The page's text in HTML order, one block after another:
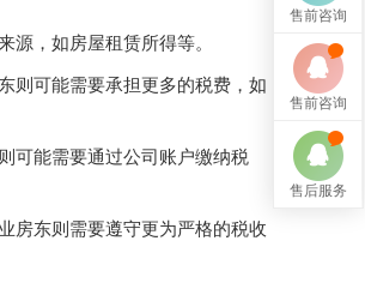
源，如房屋租赁所得等。
则可能需要承担更多的税费，如
可能需要通过公司账户缴纳税
房东则需要遵守更为严格的税收
售前咨询
售前咨询
售后服务